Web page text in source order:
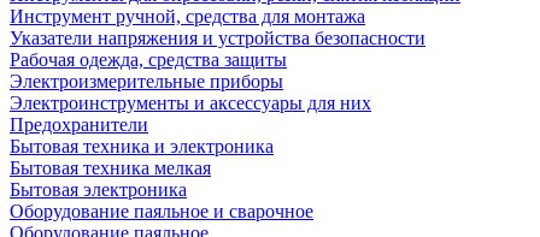
Инструмент ручной, средства для монтажа
Указатели напряжения и устройства безопасности
Рабочая одежда, средства защиты
Электроизмерительные приборы
Электроинструменты и аксессуары для них
Предохранители
Бытовая техника и электроника
Бытовая техника мелкая
Бытовая электроника
Оборудование паяльное и сварочное
Оборудование паяльное